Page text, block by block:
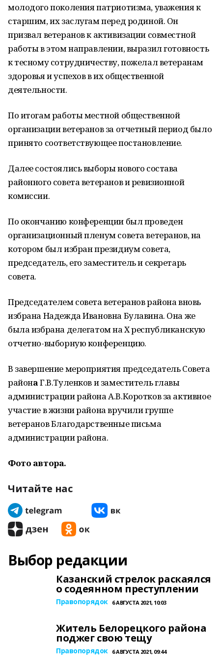
молодого поколения патриотизма, уважения к
старшим, их заслугам перед родиной. Он
призвал ветеранов к активизации совместной
работы в этом направлении, выразил готовность
к тесному сотрудничеству, пожелал ветеранам
здоровья и успехов в их общественной
деятельности.
По итогам работы местной общественной
организации ветеранов за отчетный период было
принято соответствующее постановление.
Далее состоялись выборы нового состава
районного совета ветеранов и ревизионной
комиссии.
По окончанию конференции был проведен
организационный пленум совета ветеранов, на
котором был избран президиум совета,
председатель, его заместитель и секретарь
совета.
Председателем совета ветеранов района вновь
избрана Надежда Ивановна Булавина. Она же
была избрана делегатом на X республиканскую
отчетно-выборную конференцию.
В завершение мероприятия председатель Совета
районаГ.В.Туленков и заместитель главы
администрации района А.В.Коротков за активное
участие в жизни района вручили группе
ветеранов Благодарственные письма
администрации района.
Фото автора.
Читайте нас
Выбор редакции
Казанский стрелок раскаялся
о содеянном преступлении
Правопорядок 6 АВГУСТА 2021, 10:03
Житель Белорецкого района
поджег свою тещу
Правопорядок 6 АВГУСТА 2021, 09:44